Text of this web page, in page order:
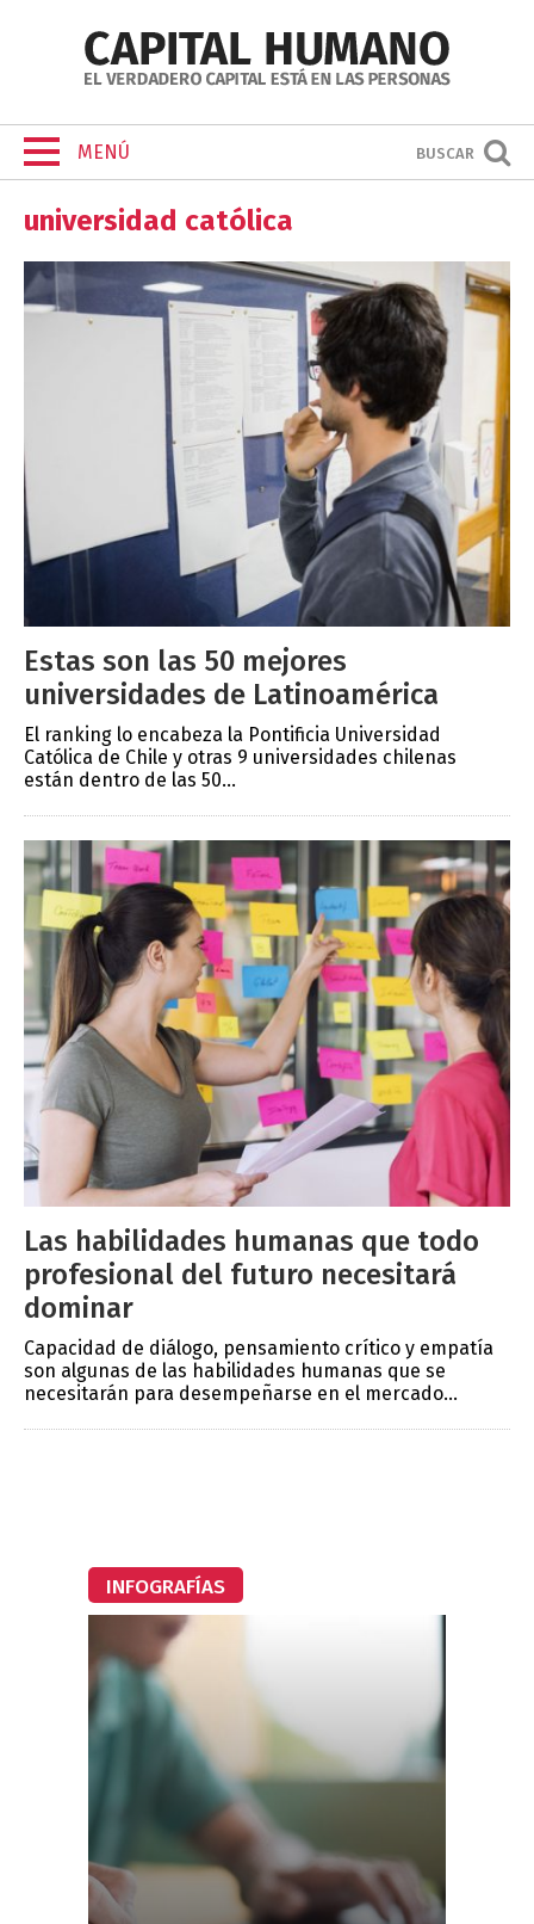
MENÚ BUSCAR
universidad católica
Estas son las 50 mejores
universidades de Latinoamérica
El ranking lo encabeza la Pontificia Universidad
Católica de Chile y otras 9 universidades chilenas
están dentro de las 50...
Las habilidades humanas que todo
profesional del futuro necesitará
dominar
Capacidad de diálogo, pensamiento crítico y empatía
son algunas de las habilidades humanas que se
necesitarán para desempeñarse en el mercado...
INFOGRAFÍAS